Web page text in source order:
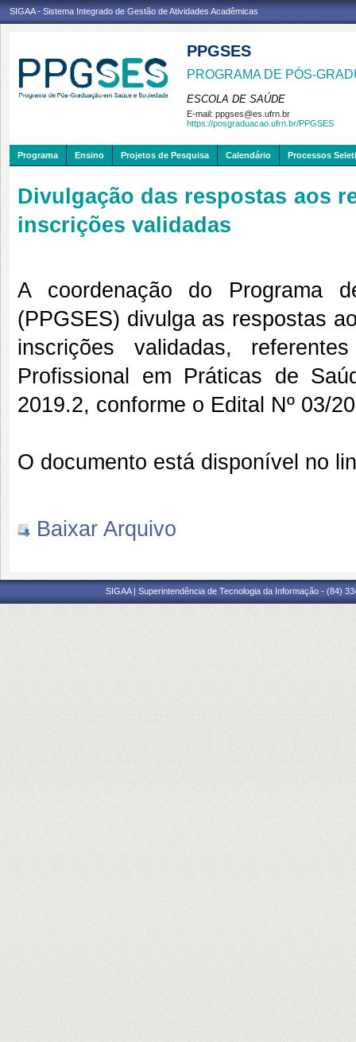
SIGAA - Sistema Integrado de Gestão de Atividades Acadêmicas
PPGSES
PROGRAMA DE PÓS-
ESCOLA DE SAÚDE
E-mail: ppgses@es.ufrn.br
https://posgraduacao.ufrn.br/PPGSES
Programa Ensino Projetos de Pesquisa Calendário Processos
Divulgação das respostas aos
inscrições validadas
A coordenação do Programa
(PPGSES) divulga as respostas
inscrições validadas,
Profissional em Práticas de
2019.2, conforme o Edital Nº 03/
O documento está disponível no
Baixar Arquivo
SIGAA | Superintendência de Tecnologia da Informação - (84)